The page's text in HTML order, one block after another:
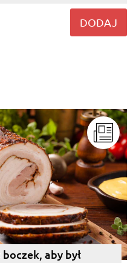
DODAJ
aby był